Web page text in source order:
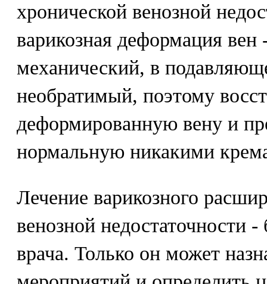
хронической венозной
варикозная деформация
механический, в
необратимый, поэтому
деформированную вену и
нормальную никакими
Лечение варикозного
венозной недостаточности -
врача. Только он может